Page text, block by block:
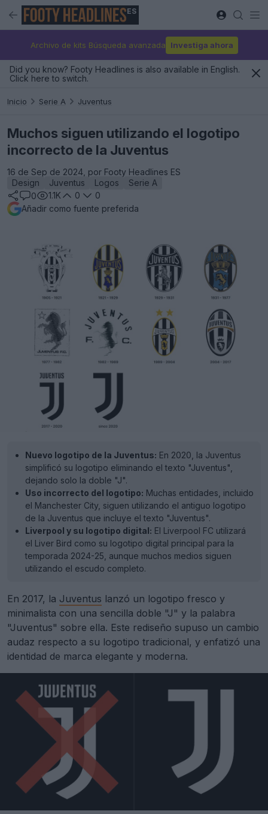
ES
Archivo de kits Búsqueda avanzada Investiga ahora
Did you know? Footy Headlines is also available in English.
Click here to switch.
Inicio Serie A Juventus
Muchos siguen utilizando el logotipo
incorrecto de la Juventus
16 de Sep de 2024, por Footy Headlines ES
Design
Juventus Logos
Serie A
0
1.1K 0
0
Añadir como fuente preferida
Nuevo logotipo de la Juventus: En 2020, la Juventus
simplificó su logotipo eliminando el texto "Juventus",
dejando solo la doble "J".
Uso incorrecto del logotipo: Muchas entidades, incluido
el Manchester City, siguen utilizando el antiguo logotipo
de la Juventus que incluye el texto "Juventus".
Liverpool y su logotipo digital: El Liverpool FC utilizará
el Liver Bird como su logotipo digital principal para la
temporada 2024-25, aunque muchos medios siguen
utilizando el escudo completo.
En 2017, la Juventus lanzó un logotipo fresco y
minimalista con una sencilla doble "J" y la palabra
"Juventus" sobre ella. Este rediseño supuso un cambio
audaz respecto a su logotipo tradicional, y enfatizó una
identidad de marca elegante y moderna.